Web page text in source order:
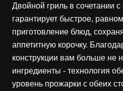
Двойной гриль в сочетании
гарантирует быстрое,
приготовление блюд,
аппетитную корочку.
конструкции вам больше не
ингредиенты - технология
уровень прожарки с обеих